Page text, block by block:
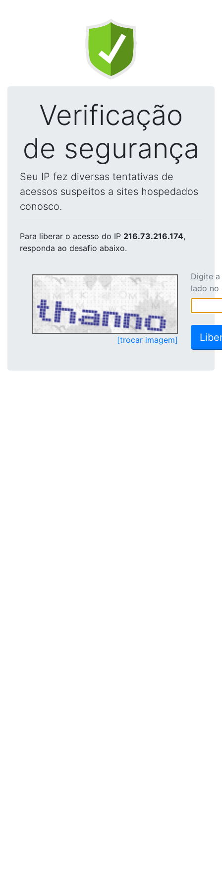
Verificação
de segurança
Seu IP fez diversas tentativas de
acessos suspeitos a sites hospedados
conosco.
Para liberar o acesso do IP 216.73.216.174,
responda ao desafio abaixo.
[trocar imagem]
Digite
lado no